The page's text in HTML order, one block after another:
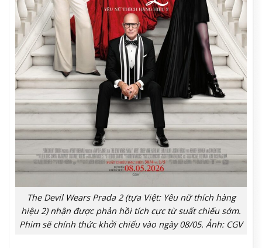
The Devil Wears Prada 2 (tựa Việt: Yêu nữ thích hàng
hiệu 2) nhận được phản hồi tích cực từ suất chiếu sớm.
Phim sẽ chính thức khởi chiếu vào ngày 08/05. Ảnh: CGV